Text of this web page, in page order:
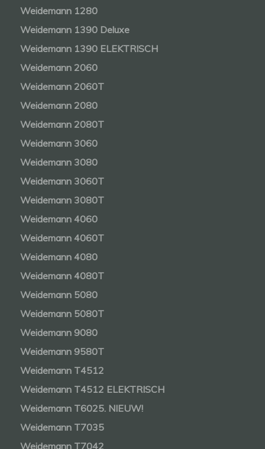
Weidemann 1280
Weidemann 1390 Deluxe
Weidemann 1390 ELEKTRISCH
Weidemann 2060
Weidemann 2060T
Weidemann 2080
Weidemann 2080T
Weidemann 3060
Weidemann 3080
Weidemann 3060T
Weidemann 3080T
Weidemann 4060
Weidemann 4060T
Weidemann 4080
Weidemann 4080T
Weidemann 5080
Weidemann 5080T
Weidemann 9080
Weidemann 9580T
Weidemann T4512
Weidemann T4512 ELEKTRISCH
Weidemann T6025. NIEUW!
Weidemann T7035
Weidemann T7042